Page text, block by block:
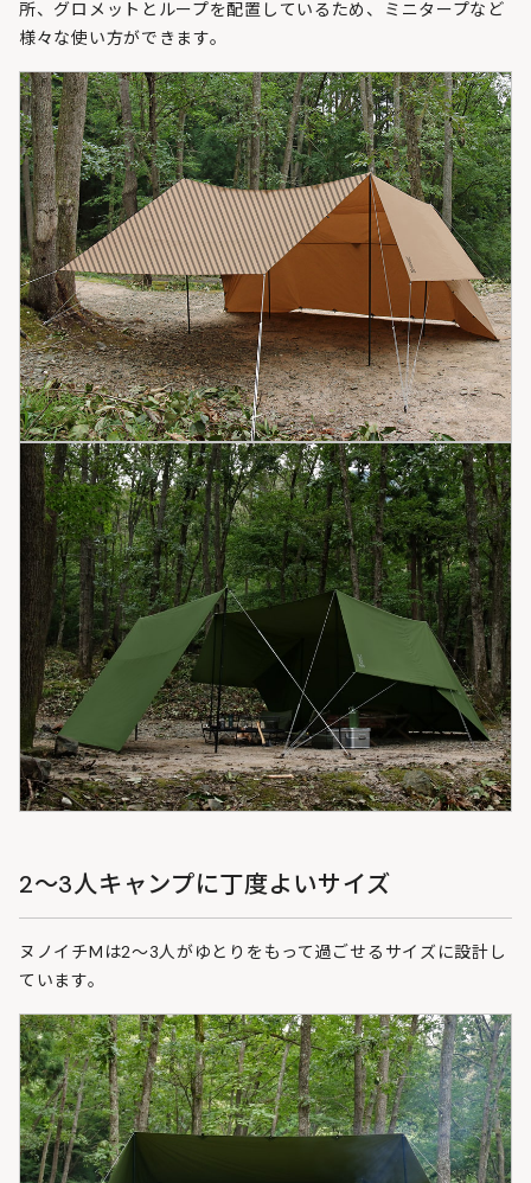
所、グロメットとループを配置しているため、ミニタープなど
様々な使い方ができます。
2～3人キャンプに丁度よいサイズ
ヌノイチMは2～3人がゆとりをもって過ごせるサイズに設計し
ています。